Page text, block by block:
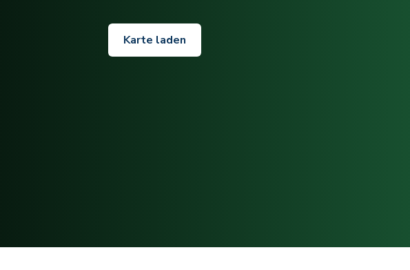
Karte laden